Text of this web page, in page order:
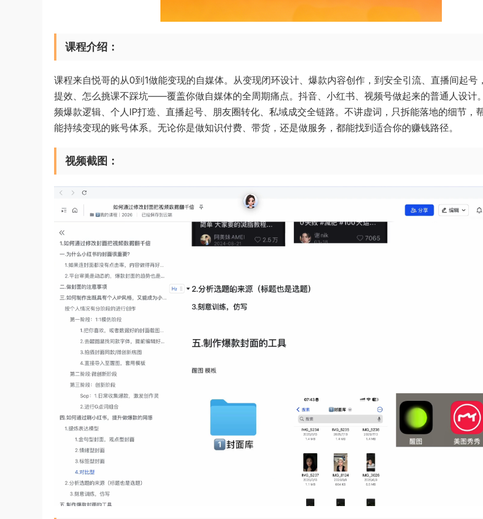
课程介绍：
课程来自悦哥的从0到1做能变现的自媒体。从变现闭环设计、爆款内容创作，到安全引流、直播间起号
提效、怎么挑课不踩坑——覆盖你做自媒体的全周期痛点。抖音、小红书、视频号做起来的普通人设计
频爆款逻辑、个人IP打造、直播起号、朋友圈转化、私域成交全链路。不讲虚词，只拆能落地的细节，
能持续变现的账号体系。无论你是做知识付费、带货，还是做服务，都能找到适合你的赚钱路径。
视频截图：